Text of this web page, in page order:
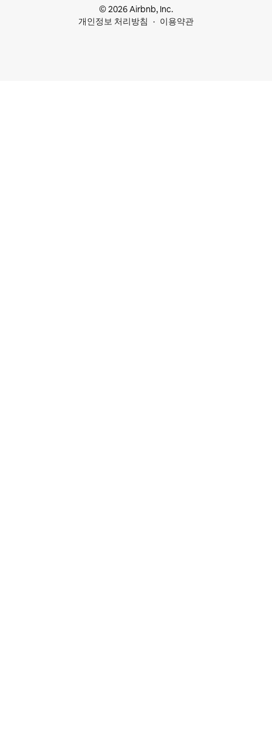
© 2026 Airbnb, Inc.
개인정보 처리방침
이용약관